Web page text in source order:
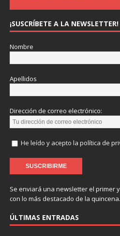
¡SUSCRÍBETE A LA NEWSLETTER!
Nombre
Apellidos
Dirección de correo electrónico:
He leído y acepto la política de
Se enviará una newsletter el primer
con lo más destacado de la quincena.
ÚLTIMAS ENTRADAS